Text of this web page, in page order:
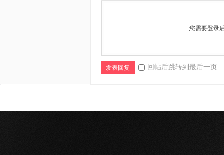
您需要登录
发表回复 回帖后跳转到最后一页